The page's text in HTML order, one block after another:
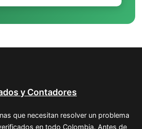
y Contadores
que necesitan resolver un problema
en todo Colombia. Antes de